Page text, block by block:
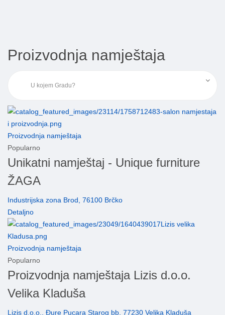
Proizvodnja namještaja
Proizvodnja namještaja
Popularno
Unikatni namještaj - Unique furniture
ŽAGA
Industrijska zona Brod, 76100 Brčko
Detaljno
Proizvodnja namještaja
Popularno
Proizvodnja namještaja Lizis d.o.o.
Velika Kladuša
Lizis d.o.o., Đure Pucara Starog bb, 77230 Velika Kladuša